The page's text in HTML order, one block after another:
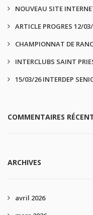
NOUVEAU SITE
ARTICLE PROGRES 12/
CHAMPIONNAT DE
INTERCLUBS SAINT
15/03/26 INTERDEP
COMMENTAIRES
ARCHIVES
avril 2026